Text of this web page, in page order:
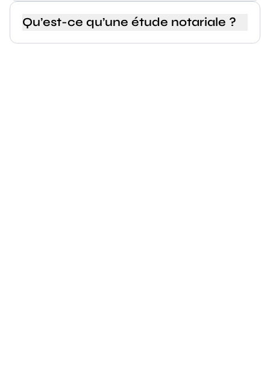
Qu’est-ce qu’une étude notariale ?